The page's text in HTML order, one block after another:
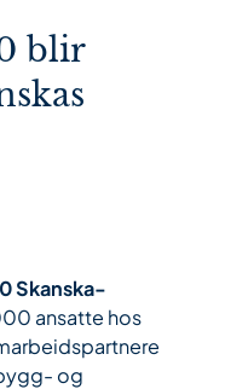
blir
Skanska-
ansatte hos
og